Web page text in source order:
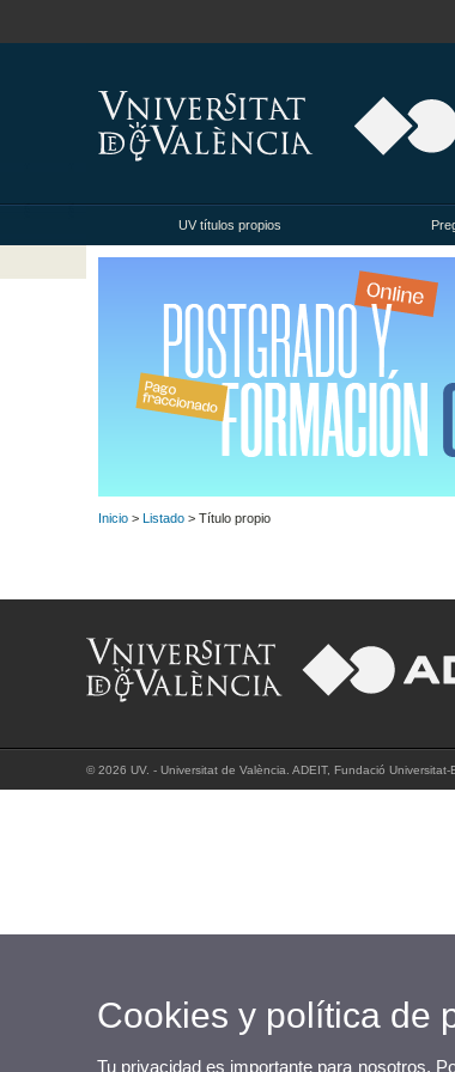
UV títulos propios
Inicio > Listado > Título propio
© 2026 UV. - Universitat de València. ADEIT, Fundació
Cookies y política de
Tu privacidad es importante para nosotros.